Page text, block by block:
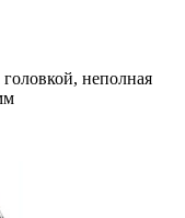
неполная